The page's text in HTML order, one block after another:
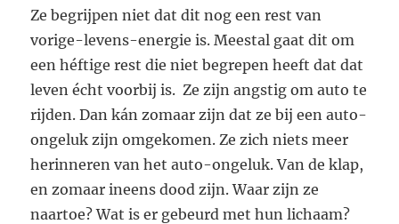
Ze begrijpen niet dat dit nog een rest van
vorige-levens-energie is. Meestal gaat dit om
een héftige rest die niet begrepen heeft dat dat
leven écht voorbij is. Ze zijn angstig om auto te
rijden. Dan kán zomaar zijn dat ze bij een auto-
ongeluk zijn omgekomen. Ze zich niets meer
herinneren van het auto-ongeluk. Van de klap,
en zomaar ineens dood zijn. Waar zijn ze
naartoe? Wat is er gebeurd met hun lichaam?